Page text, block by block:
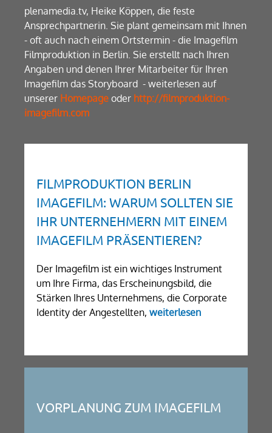
plenamedia.tv, Heike Köppen, die feste
Ansprechpartnerin. Sie plant gemeinsam mit Ihnen
- oft auch nach einem Ortstermin - die Imagefilm
Filmproduktion in Berlin. Sie erstellt nach Ihren
Angaben und denen Ihrer Mitarbeiter für Ihren
Imagefilm das Storyboard - weiterlesen auf
unserer Homepage oder http://filmproduktion-
imagefilm.com
FILMPRODUKTION BERLIN
IMAGEFILM: WARUM SOLLTEN SIE
IHR UNTERNEHMERN MIT EINEM
IMAGEFILM PRÄSENTIEREN?
Der Imagefilm ist ein wichtiges Instrument
um Ihre Firma, das Erscheinungsbild, die
Stärken Ihres Unternehmens, die Corporate
Identity der Angestellten, weiterlesen
VORPLANUNG ZUM IMAGEFILM